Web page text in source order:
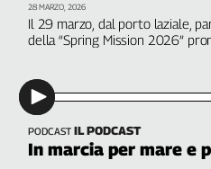
Il 29 marzo, dal porto laziale,
della “Spring Mission 2026”
28 MARZO, 2026
PODCAST IL PODCAST
In marcia per mare e